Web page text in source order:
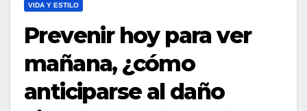
VIDA Y ESTILO
Prevenir hoy para ver
mañana, ¿cómo
anticiparse al daño